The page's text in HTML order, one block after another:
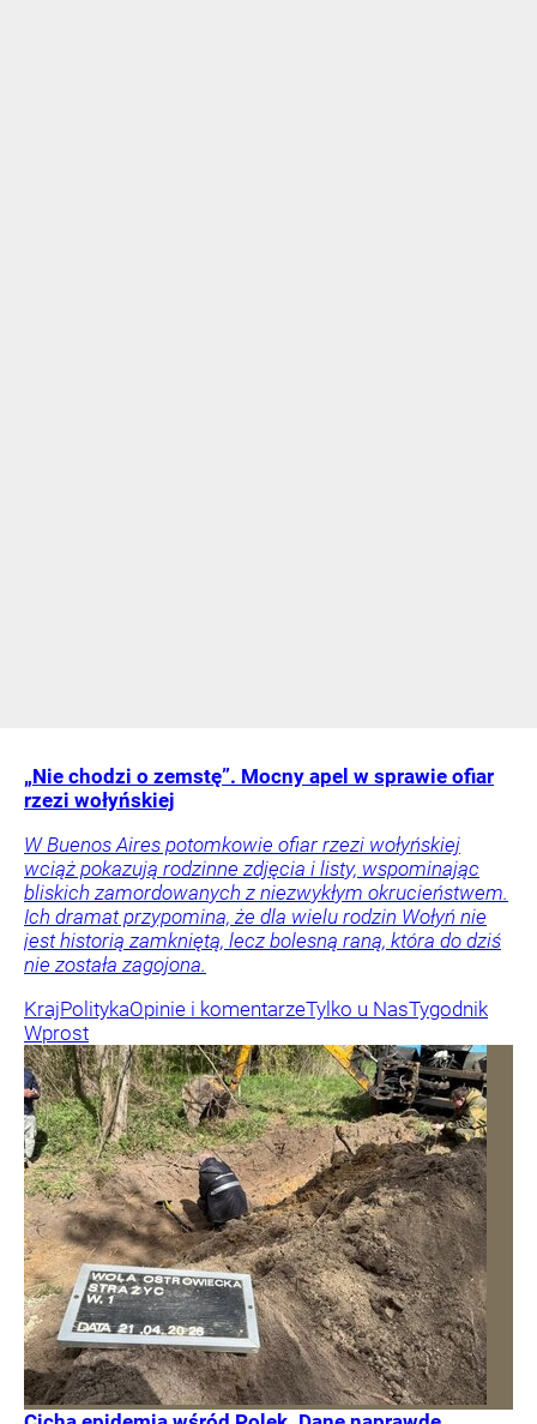
„Nie chodzi o zemstę”. Mocny apel w sprawie ofiar
rzezi wołyńskiej
W Buenos Aires potomkowie ofiar rzezi wołyńskiej
wciąż pokazują rodzinne zdjęcia i listy, wspominając
bliskich zamordowanych z niezwykłym okrucieństwem.
Ich dramat przypomina, że dla wielu rodzin Wołyń nie
jest historią zamkniętą, lecz bolesną raną, która do dziś
nie została zagojona.
KrajPolitykaOpinie i komentarzeTylko u NasTygodnik
Wprost